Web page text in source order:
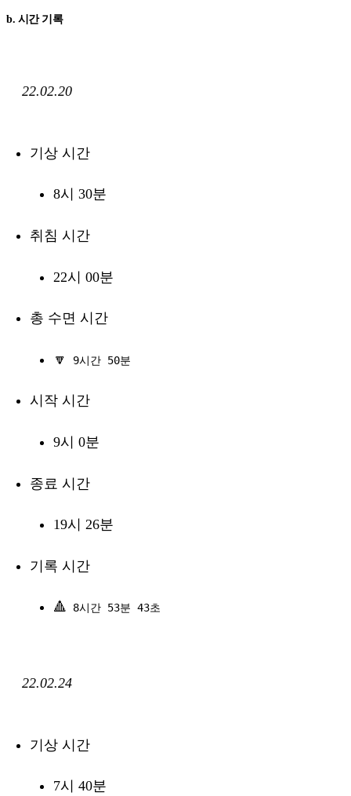
b. 시간 기록
22.02.20
기상 시간
8시 30분
취침 시간
22시 00분
총 수면 시간
🔽 9시간 50분
시작 시간
9시 0분
종료 시간
19시 26분
기록 시간
🔺 8시간 53분 43초
22.02.24
기상 시간
7시 40분